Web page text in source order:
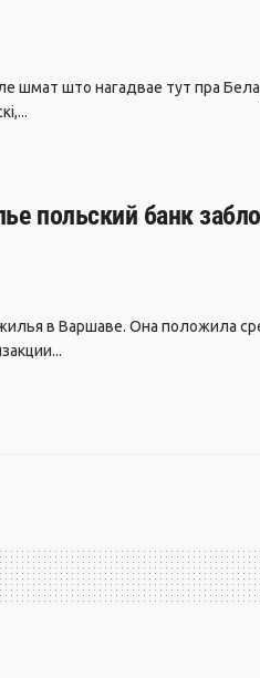
шмат што нагадвае тут пра
польский банк
в Варшаве. Она положила